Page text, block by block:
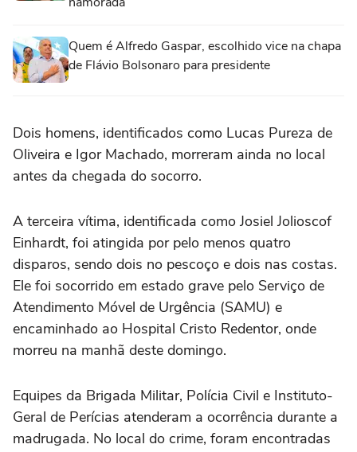
Quem é Alfredo Gaspar, escolhido vice na chapa
de Flávio Bolsonaro para presidente
Dois homens, identificados como Lucas Pureza de
Oliveira e Igor Machado, morreram ainda no local
antes da chegada do socorro.
A terceira vítima, identificada como Josiel Jolioscof
Einhardt, foi atingida por pelo menos quatro
disparos, sendo dois no pescoço e dois nas costas.
Ele foi socorrido em estado grave pelo Serviço de
Atendimento Móvel de Urgência (SAMU) e
encaminhado ao Hospital Cristo Redentor, onde
morreu na manhã deste domingo.
Equipes da Brigada Militar, Polícia Civil e Instituto-
Geral de Perícias atenderam a ocorrência durante a
madrugada. No local do crime, foram encontradas